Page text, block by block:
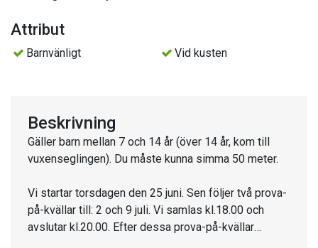
Attribut
Barnvänligt Vid kusten
Beskrivning
Gäller barn mellan 7 och 14 år (över 14 år, kom till
vuxenseglingen). Du måste kunna simma 50 meter.
Vi startar torsdagen den 25 juni. Sen följer två prova-
på-kvällar till: 2 och 9 juli. Vi samlas kl.18.00 och
avslutar kl.20.00. Efter dessa prova-på-kvällar